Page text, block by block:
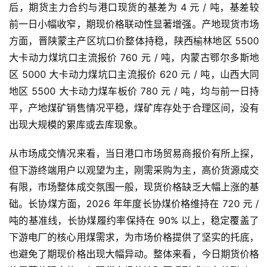
原
油
货
国
际
期
货
恒
后，期货主力合约与港口现货的基差为 4 元 / 吨，基差较
前一日小幅收窄，期现价格联动性显著增强。产地现货市场
方面，晋陕蒙主产区坑口价整体持稳，陕西榆林地区 5500
大卡动力煤坑口主流报价 760 元 / 吨，内蒙古鄂尔多斯地
区 5000 大卡动力煤坑口主流报价 620 元 / 吨，山西大同
地区 5500 大卡动力煤车板价 780 元 / 吨，均与前一日持
平，产地煤矿销售情况平稳，煤矿库存处于合理区间，没有
出现大规模的累库或去库现象。
从市场成交情况来看，当日港口市场贸易商报价有所上探，
但下游终端用户以观望为主，刚需采购为主，高价货源成交
有限，市场整体成交氛围一般，现货价格缺乏大幅上涨的基
础。长协煤方面，2026 年年度长协煤价格维持在 720 元 /
吨的基准线，长协煤履约率保持在 90% 以上，稳定覆盖了
下游电厂的核心用煤需求，为市场价格提供了坚实的托底，
也避免了期现价格出现大幅异动。整体来看，今日期货价格